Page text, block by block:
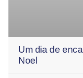
Um dia de
Noel